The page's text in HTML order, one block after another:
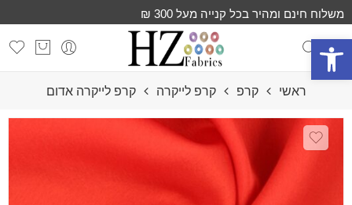
פתח סרגל נגישות
משלוח חינם ומהיר בכל קנייה מעל 300 ₪
ראשי קרפ קרפ לייקרה קרפ לייקרה אדום